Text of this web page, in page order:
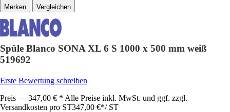
Vergleichen
Spüle Blanco SONA XL 6 S 1000 x 500 mm weiß
519692
Erste Bewertung schreiben
Preis — 347,00 € * Alle Preise inkl. MwSt. und ggf. zzgl.
Versandkosten pro ST347,00 €*/ ST